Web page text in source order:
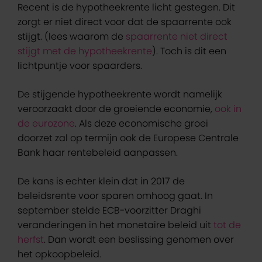
Recent is de hypotheekrente licht gestegen. Dit
zorgt er niet direct voor dat de spaarrente ook
stijgt. (lees waarom de spaarrente niet direct
stijgt met de hypotheekrente). Toch is dit een
lichtpuntje voor spaarders.
De stijgende hypotheekrente wordt namelijk
veroorzaakt door de groeiende economie, ook in
de eurozone. Als deze economische groei
doorzet zal op termijn ook de Europese Centrale
Bank haar rentebeleid aanpassen.
De kans is echter klein dat in 2017 de
beleidsrente voor sparen omhoog gaat. In
september stelde ECB-voorzitter Draghi
veranderingen in het monetaire beleid uit tot de
herfst. Dan wordt een beslissing genomen over
het opkoopbeleid.